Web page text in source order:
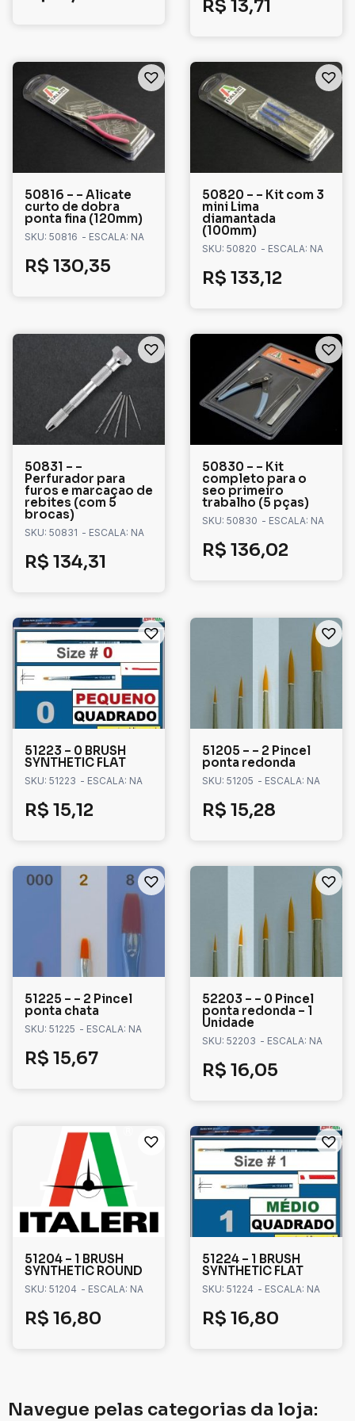
R$ 13,71
50816 – – Alicate
curto de dobra
ponta fina (120mm)
SKU: 50816 - ESCALA: NA
R$ 130,35
50820 – – Kit com 3
mini Lima
diamantada
(100mm)
SKU: 50820 - ESCALA: NA
R$ 133,12
50831 – –
Perfurador para
furos e marcaçao de
rebites (com 5
brocas)
SKU: 50831 - ESCALA: NA
R$ 134,31
50830 – – Kit
completo para o
seo primeiro
trabalho (5 pças)
SKU: 50830 - ESCALA: NA
R$ 136,02
51223 – 0 BRUSH
SYNTHETIC FLAT
SKU: 51223 - ESCALA: NA
R$ 15,12
51205 – – 2 Pincel
ponta redonda
SKU: 51205 - ESCALA: NA
R$ 15,28
51225 – – 2 Pincel
ponta chata
SKU: 51225 - ESCALA: NA
R$ 15,67
52203 – – 0 Pincel
ponta redonda – 1
Unidade
SKU: 52203 - ESCALA: NA
R$ 16,05
51204 – 1 BRUSH
SYNTHETIC ROUND
SKU: 51204 - ESCALA: NA
R$ 16,80
51224 – 1 BRUSH
SYNTHETIC FLAT
SKU: 51224 - ESCALA: NA
R$ 16,80
Navegue pelas categorias da loja: